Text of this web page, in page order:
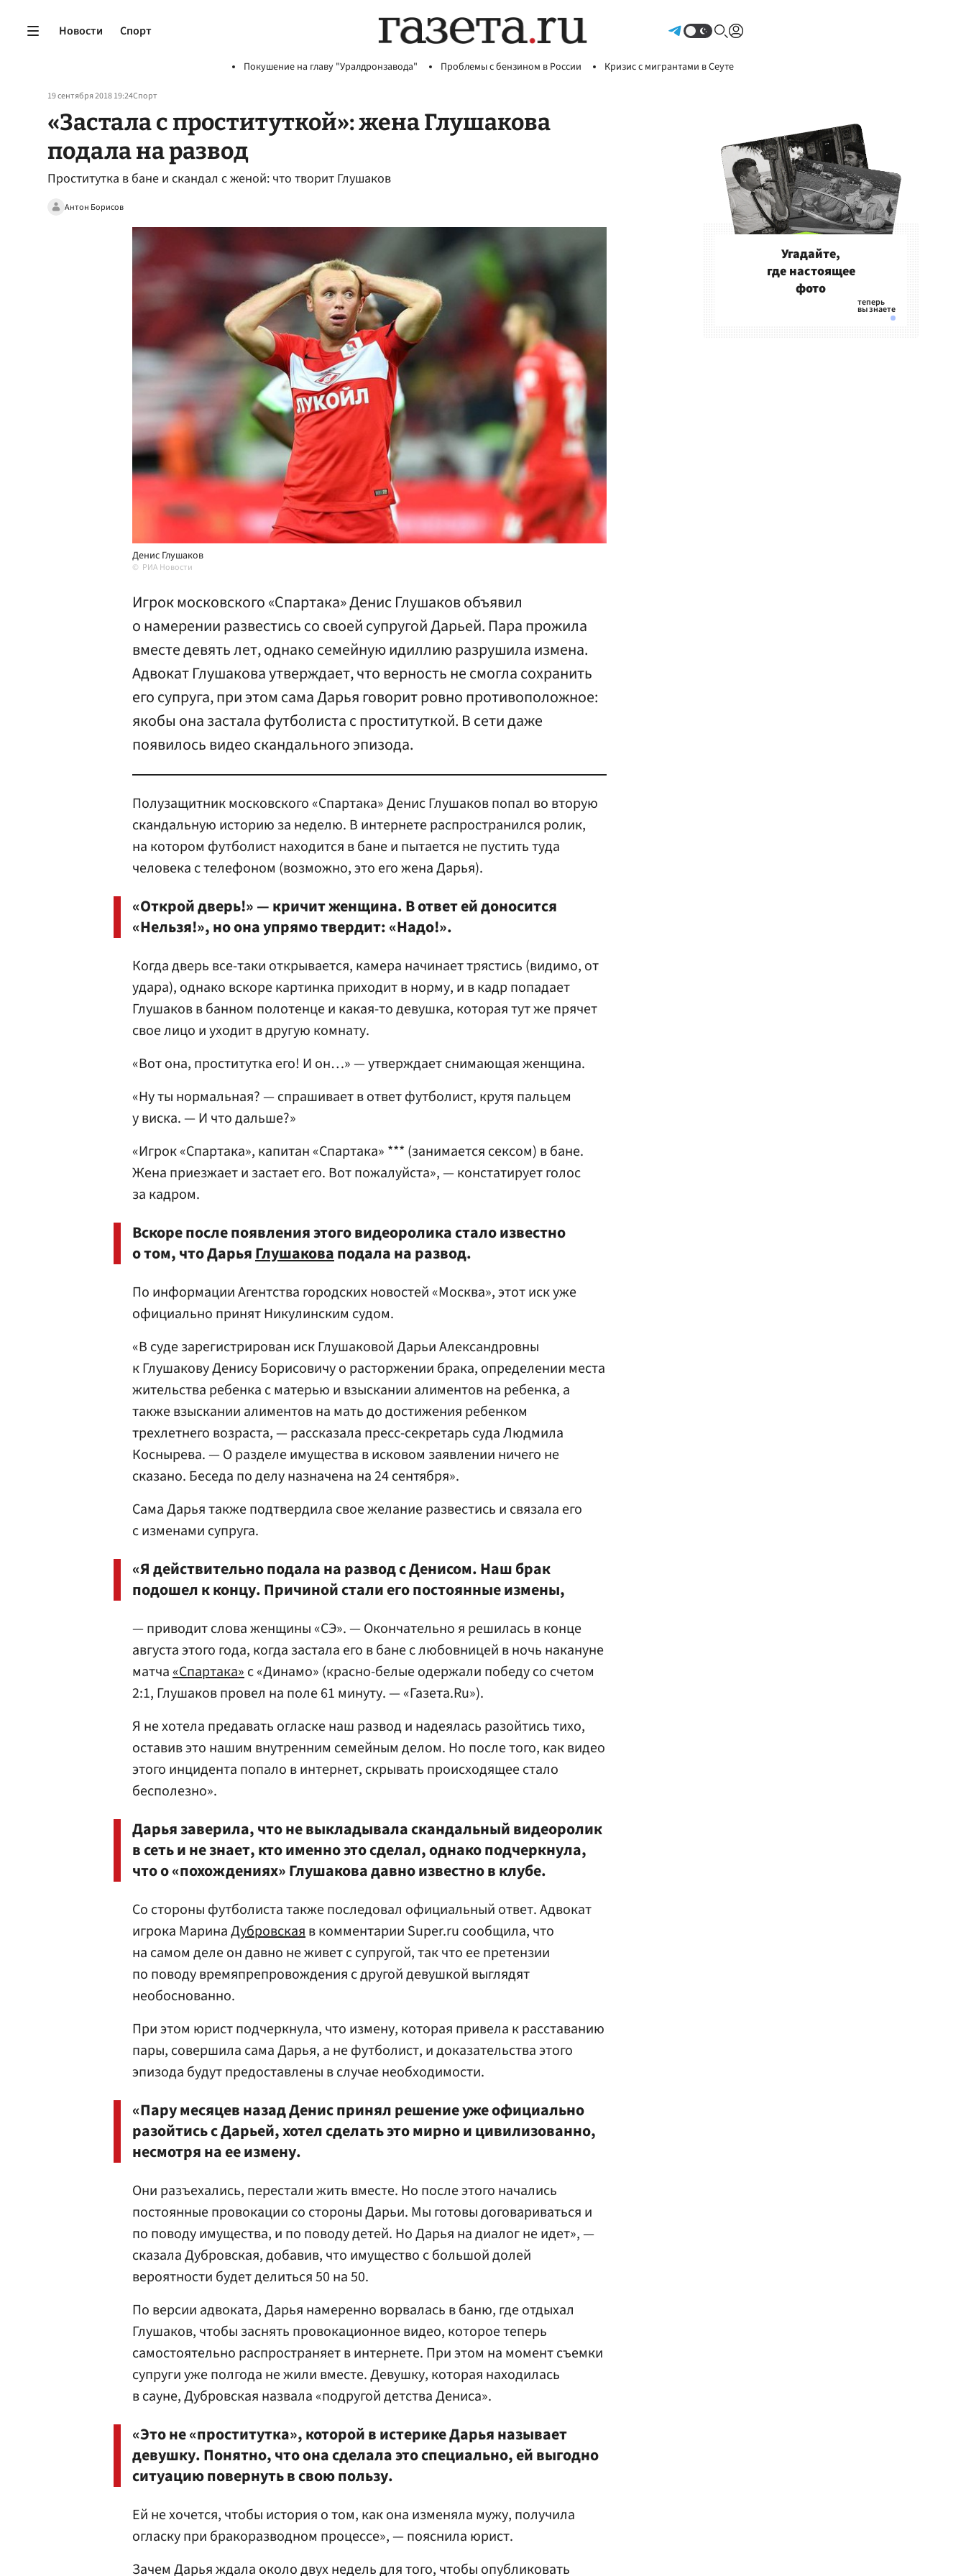
Новости Спорт
Покушение на главу "Уралдронзавода" Проблемы с бензином в России Кризис с мигрантами в Сеуте
19 сентября 2018 19:24Спорт
«Застала с проституткой»: жена Глушакова
подала на развод
Проститутка в бане и скандал с женой: что творит Глушаков
Антон Борисов
Денис Глушаков
РИА Новости
Игрок московского «Спартака» Денис Глушаков объявил
о намерении развестись со своей супругой Дарьей. Пара прожила
вместе девять лет, однако семейную идиллию разрушила измена.
Адвокат Глушакова утверждает, что верность не смогла сохранить
его супруга, при этом сама Дарья говорит ровно противоположное:
якобы она застала футболиста с проституткой. В сети даже
появилось видео скандального эпизода.
Полузащитник московского «Спартака» Денис Глушаков попал во вторую
скандальную историю за неделю. В интернете распространился ролик,
на котором футболист находится в бане и пытается не пустить туда
человека с телефоном (возможно, это его жена Дарья).
«Открой дверь!» — кричит женщина. В ответ ей доносится
«Нельзя!», но она упрямо твердит: «Надо!».
Когда дверь все-таки открывается, камера начинает трястись (видимо, от
удара), однако вскоре картинка приходит в норму, и в кадр попадает
Глушаков в банном полотенце и какая-то девушка, которая тут же прячет
свое лицо и уходит в другую комнату.
«Вот она, проститутка его! И он…» — утверждает снимающая женщина.
«Ну ты нормальная? — спрашивает в ответ футболист, крутя пальцем
у виска. — И что дальше?»
«Игрок «Спартака», капитан «Спартака» *** (занимается сексом) в бане.
Жена приезжает и застает его. Вот пожалуйста», — констатирует голос
за кадром.
Вскоре после появления этого видеоролика стало известно
о том, что ДарьяГлушаковаподала на развод.
По информации Агентства городских новостей «Москва», этот иск уже
официально принят Никулинским судом.
«В суде зарегистрирован иск Глушаковой Дарьи Александровны
к Глушакову Денису Борисовичу о расторжении брака, определении места
жительства ребенка с матерью и взыскании алиментов на ребенка, а
также взыскании алиментов на мать до достижения ребенком
трехлетнего возраста, — рассказала пресс-секретарь суда Людмила
Коснырева. — О разделе имущества в исковом заявлении ничего не
сказано. Беседа по делу назначена на 24 сентября».
Сама Дарья также подтвердила свое желание развестись и связала его
с изменами супруга.
«Я действительно подала на развод с Денисом. Наш брак
подошел к концу. Причиной стали его постоянные измены,
— приводит слова женщины «СЭ». — Окончательно я решилась в конце
августа этого года, когда застала его в бане с любовницей в ночь накануне
матча«Спартака»с «Динамо» (красно-белые одержали победу со счетом
2:1, Глушаков провел на поле 61 минуту. — «Газета.Ru»).
Я не хотела предавать огласке наш развод и надеялась разойтись тихо,
оставив это нашим внутренним семейным делом. Но после того, как видео
этого инцидента попало в интернет, скрывать происходящее стало
бесполезно».
Дарья заверила, что не выкладывала скандальный видеоролик
в сеть и не знает, кто именно это сделал, однако подчеркнула,
что о «похождениях» Глушакова давно известно в клубе.
Со стороны футболиста также последовал официальный ответ. Адвокат
игрока МаринаДубровскаяв комментарии Super.ru сообщила, что
на самом деле он давно не живет с супругой, так что ее претензии
по поводу времяпрепровождения с другой девушкой выглядят
необоснованно.
При этом юрист подчеркнула, что измену, которая привела к расставанию
пары, совершила сама Дарья, а не футболист, и доказательства этого
эпизода будут предоставлены в случае необходимости.
«Пару месяцев назад Денис принял решение уже официально
разойтись с Дарьей, хотел сделать это мирно и цивилизованно,
несмотря на ее измену.
Они разъехались, перестали жить вместе. Но после этого начались
постоянные провокации со стороны Дарьи. Мы готовы договариваться и
по поводу имущества, и по поводу детей. Но Дарья на диалог не идет», —
сказала Дубровская, добавив, что имущество с большой долей
вероятности будет делиться 50 на 50.
По версии адвоката, Дарья намеренно ворвалась в баню, где отдыхал
Глушаков, чтобы заснять провокационное видео, которое теперь
самостоятельно распространяет в интернете. При этом на момент съемки
супруги уже полгода не жили вместе. Девушку, которая находилась
в сауне, Дубровская назвала «подругой детства Дениса».
«Это не «проститутка», которой в истерике Дарья называет
девушку. Понятно, что она сделала это специально, ей выгодно
ситуацию повернуть в свою пользу.
Ей не хочется, чтобы история о том, как она изменяла мужу, получила
огласку при бракоразводном процессе», — пояснила юрист.
Зачем Дарья ждала около двух недель для того, чтобы опубликовать
Угадайте,
где настоящее
фото